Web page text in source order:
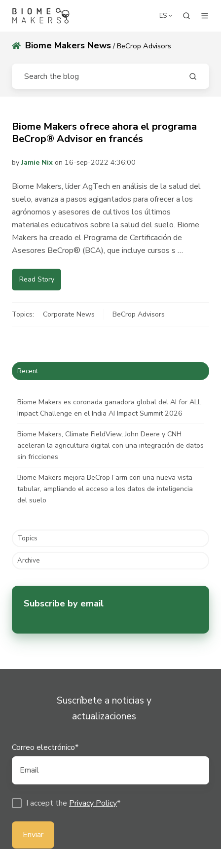
ES
Biome Makers News/ BeCrop Advisors
Biome Makers ofrece ahora el programa
BeCrop® Advisor en francés
byJamie Nix on 16-sep-2022 4:36:00
Biome Makers, líder AgTech en análisis de la salud del
suelo, avanza a pasos agigantados para ofrecer a los
agrónomos y asesores de cultivos los últimos
materiales educativos sobre la salud del suelo. Biome
Makers ha creado el Programa de Certificación de
Asesores BeCrop® (BCA), que incluye cursos s …
Read Story
Topics: Corporate News BeCrop Advisors
Recent
Biome Makers es coronada ganadora global del AI for ALL
Impact Challenge en el India AI Impact Summit 2026
Biome Makers, Climate FieldView, John Deere y CNH
aceleran la agricultura digital con una integración de datos
sin fricciones
Biome Makers mejora BeCrop Farm con una nueva vista
tabular, ampliando el acceso a los datos de inteligencia
del suelo
Topics
Archive
Subscribe by email
Suscríbete a noticias y
actualizaciones
Correo electrónico*
I accept the Privacy Policy*